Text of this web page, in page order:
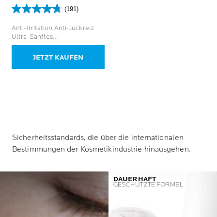
(191)
4.7
5
Sternen.
Bewertungen
Anti-Irritation Anti-Juckreiz
Ultra-Sanftes
Körperpflegemittel
JETZT KAUFEN
Sicherheitsstandards, die über die internationalen
Bestimmungen der Kosmetikindustrie hinausgehen.
DAUERHAFT
GESCHÜTZTE FORMEL